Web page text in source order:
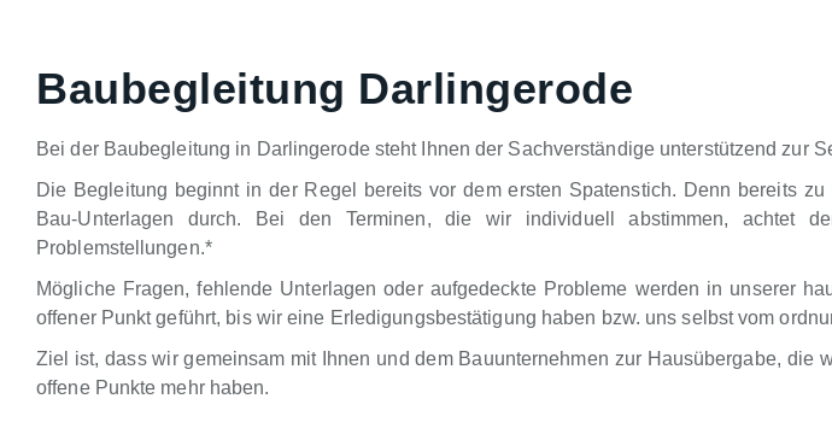
Baubegleitung Darlingerode
Bei der Baubegleitung in Darlingerode steht Ihnen der Sachverständige unterstützend zur
Die Begleitung beginnt in der Regel bereits vor dem ersten Spatenstich. Denn bereits
Bau-Unterlagen durch. Bei den Terminen, die wir individuell abstimmen, achtet
Problemstellungen.*
Mögliche Fragen, fehlende Unterlagen oder aufgedeckte Probleme werden in unserer
offener Punkt geführt, bis wir eine Erledigungsbestätigung haben bzw. uns selbst vom
Ziel ist, dass wir gemeinsam mit Ihnen und dem Bauunternehmen zur Hausübergabe, die
offene Punkte mehr haben.